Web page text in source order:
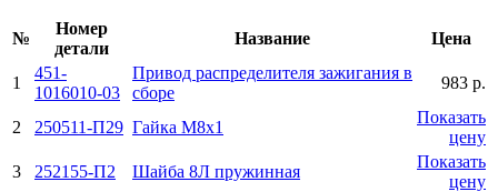
№
Номер
детали
Название Цена
1
451-
1016010-03
Привод распределителя зажигания в
сборе
983 р.
2 250511-П29 Гайка М8х1
Показать
цену
3
252155-П2 Шайба 8Л пружинная
Показать
цену